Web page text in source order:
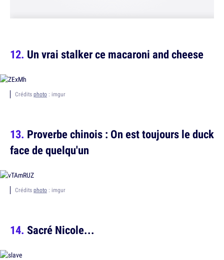
Un vrai stalker ce macaroni and cheese
Crédits photo : imgur
Proverbe chinois : On est toujours le duck
face de quelqu'un
Crédits photo : imgur
Sacré Nicole...